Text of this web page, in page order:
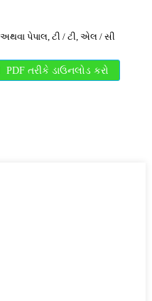
પેપાલ, ટી / ટી, એલ / સી
PDF તરીકે ડાઉનલોડ કરો